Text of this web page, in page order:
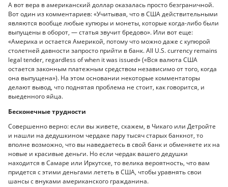
А вот вера в американский доллар оказалась просто безграничной.
Вот один из комментариев: «Учитывая, что в США действительными
являются вообще любые купюры и монеты, которые когда-либо были
выпущены в оборот, — статья звучит бредово». Или вот еще:
«Америка и остается Америкой, потому что можно даже с купюрой
столетней давности запросто прийти в банк. All U.S. currency remains
legal tender, regardless of when it was issued» («Вся валюта США
остается законным платежным средством независимо от того, когда
она выпущена»). На этом основании некоторые комментаторы
делают вывод, что поднятая проблема не стоит, как говорится, и
выеденного яйца.
Бесконечные трудности
Совершенно верно: если вы живете, скажем, в Чикаго или Детройте
и нашли на дедушкином чердаке пару тысяч старых банкнот, то
вполне возможно, что вы наведаетесь в свой банк и обменяете их на
новые и красивые деньги. Но если чердак вашего дедушки
находится в Самаре или Иркутске, то велика вероятность, что вам
придется с этими деньгами лететь в США, чтобы уравнять свои
шансы с внуками американского гражданина.